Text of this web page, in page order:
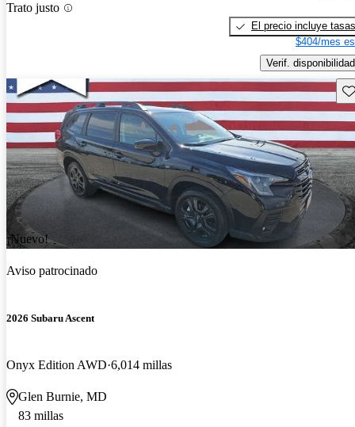
Trato justo
El precio incluye tasas
$404/mes
Verif. disponibilidad
¡Nuevo!
Aviso patrocinado
2026 Subaru Ascent
Onyx Edition AWD 6,014 millas
Glen Burnie, MD
83 millas